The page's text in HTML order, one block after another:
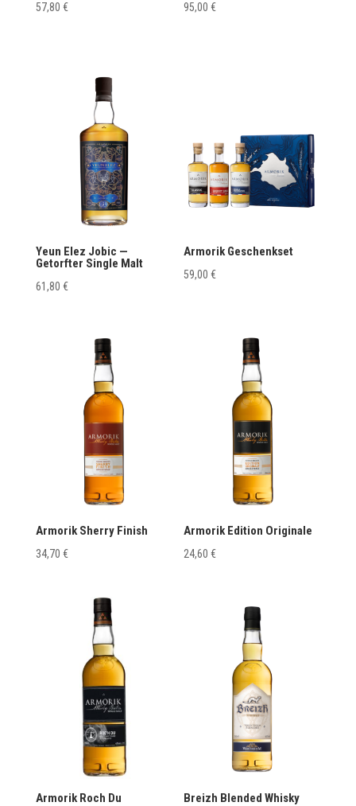
57,80 € 95,00€
Yeun Elez Jobic —
Getorfter Single Malt
61,80 €
Armorik Geschenkset
59,00€
Armorik Sherry Finish
34,70 €
Armorik Edition Originale
24,60€
Armorik Roch Du Breizh Blended Whisky